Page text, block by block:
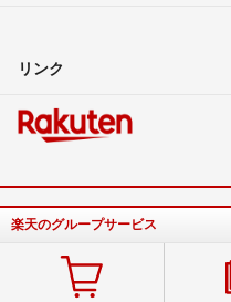
リンク
楽天のグループサービス